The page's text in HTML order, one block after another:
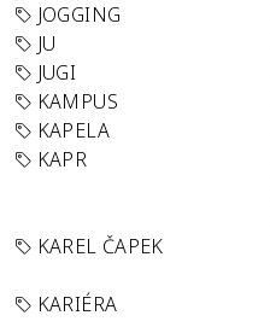
JOGGING
JU
JUGI
KAMPUS
KAPELA
KAPR
KAREL ČAPEK
KARIÉRA